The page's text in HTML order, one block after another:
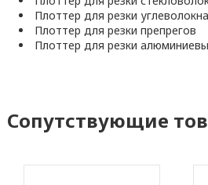
Плоттер для резки углеволокна
Плоттер для резки препрегов
Плоттер для резки
Сопутствующие